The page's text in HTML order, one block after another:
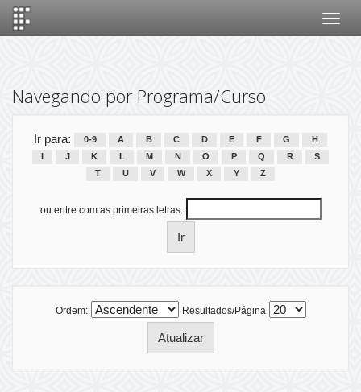
Navegando por Programa/Curso
Ir para: 0-9 A B C D E F G
H
J K L M N O P Q R
S
T
U V W X Y Z
ou entre com as primeiras letras:
Ordem: Resultados/Página